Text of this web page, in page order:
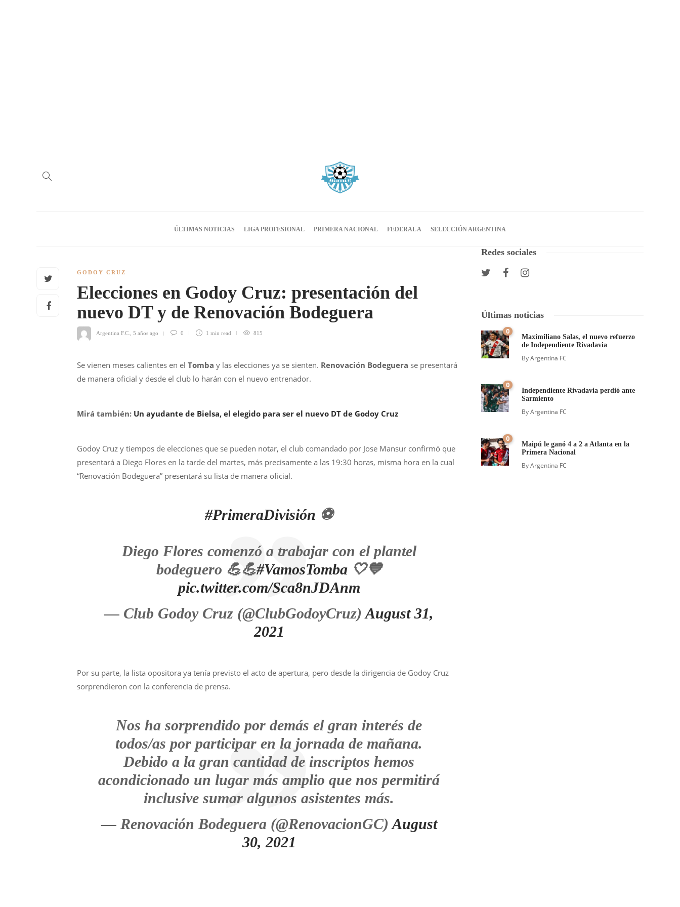
ÚLTIMAS NOTICIAS LIGA PROFESIONAL PRIMERA NACIONAL FEDERAL A SELECCIÓN ARGENTINA
GODOY CRUZ
Elecciones en Godoy Cruz: presentación del
nuevo DT y de Renovación Bodeguera
Argentina F.C. 5 años ago 0 1 min read 815
Se vienen meses calientes en el Tomba y las elecciones ya se sienten. Renovación Bodeguera se presentará
de manera oficial y desde el club lo harán con el nuevo entrenador.
Mirá también: Un ayudante de Bielsa, el elegido para ser el nuevo DT de Godoy Cruz
Godoy Cruz y tiempos de elecciones que se pueden notar, el club comandado por Jose Mansur confirmó que
presentará a Diego Flores en la tarde del martes, más precisamente a las 19:30 horas, misma hora en la cual
“Renovación Bodeguera” presentará su lista de manera oficial.
#PrimeraDivisión ⚽
Diego Flores comenzó a trabajar con el plantel
bodeguero 💪💪#VamosTomba🤍💙
pic.twitter.com/Sca8nJDAnm
— Club Godoy Cruz (@ClubGodoyCruz)August 31,
2021
Por su parte, la lista opositora ya tenía previsto el acto de apertura, pero desde la dirigencia de Godoy Cruz
sorprendieron con la conferencia de prensa.
Nos ha sorprendido por demás el gran interés de
todos/as por participar en la jornada de mañana.
Debido a la gran cantidad de inscriptos hemos
acondicionado un lugar más amplio que nos permitirá
inclusive sumar algunos asistentes más.
— Renovación Bodeguera (@RenovacionGC)August
30, 2021
Redes sociales
Últimas noticias
0
Maximiliano Salas, el nuevo refuerzo
de Independiente Rivadavia
ByArgentina FC
0
Independiente Rivadavia perdió ante
Sarmiento
ByArgentina FC
0
Maipú le ganó 4 a 2 a Atlanta en la
Primera Nacional
ByArgentina FC